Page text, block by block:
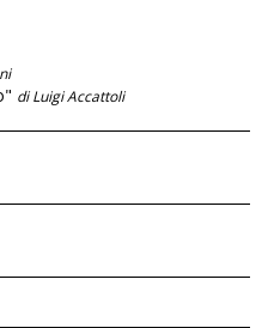
di Luigi Accattoli